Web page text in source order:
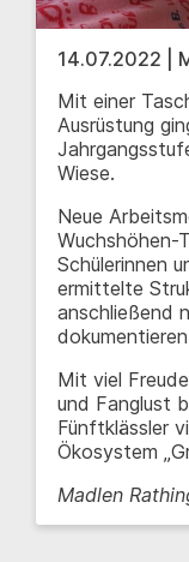
14.07.2022 |
Mit einer
Ausrüstung
Wiese.
Neue
Wuchshöhen-
Schülerinnen
ermittelte
anschließend
Mit viel
und Fanglust
Fünftklässler
Ökosystem
Madlen